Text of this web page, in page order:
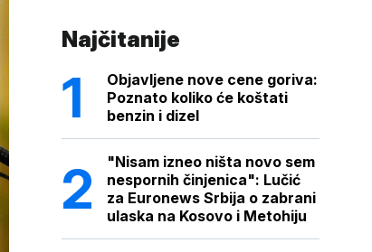
Najčitanije
Objavljene nove cene goriva:
Poznato koliko će koštati
benzin i dizel
"Nisam izneo ništa novo sem
nespornih činjenica": Lučić
za Euronews Srbija o zabrani
ulaska na Kosovo i Metohiju